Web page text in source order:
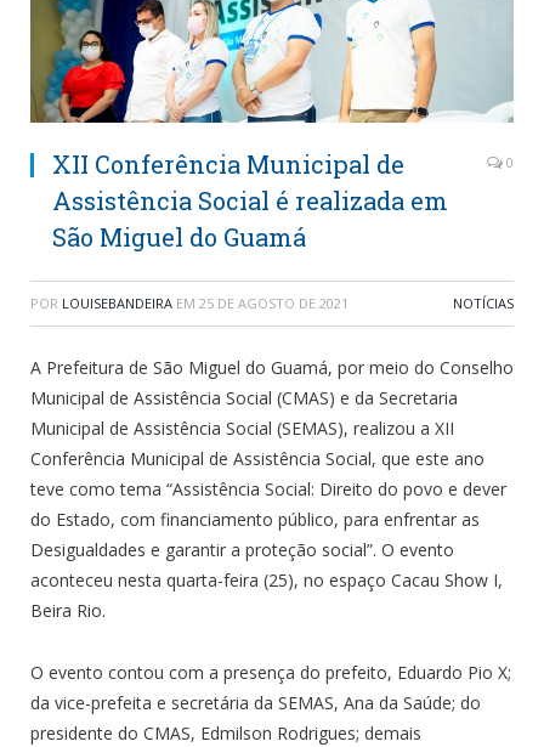
XII Conferência Municipal de
Assistência Social é realizada em
São Miguel do Guamá
0
POR LOUISEBANDEIRA EM 25 DE AGOSTO DE 2021 NOTÍCIAS
A Prefeitura de São Miguel do Guamá, por meio do Conselho
Municipal de Assistência Social (CMAS) e da Secretaria
Municipal de Assistência Social (SEMAS), realizou a XII
Conferência Municipal de Assistência Social, que este ano
teve como tema “Assistência Social: Direito do povo e dever
do Estado, com financiamento público, para enfrentar as
Desigualdades e garantir a proteção social”. O evento
aconteceu nesta quarta-feira (25), no espaço Cacau Show I,
Beira Rio.
O evento contou com a presença do prefeito, Eduardo Pio X;
da vice-prefeita e secretária da SEMAS, Ana da Saúde; do
presidente do CMAS, Edmilson Rodrigues; demais